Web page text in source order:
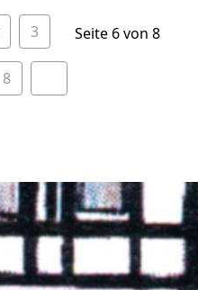
Seite 6 von 8
3
8